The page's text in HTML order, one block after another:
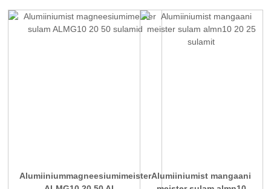
AlumiiniummagneesiumimeisterAlumiiniumist mangaani